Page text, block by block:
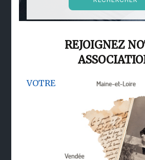
REJOIGNEZ
VOTRE